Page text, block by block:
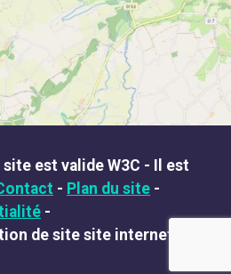
site est valide W3C - Il est
- Plan du site -
-
de site site internet pour